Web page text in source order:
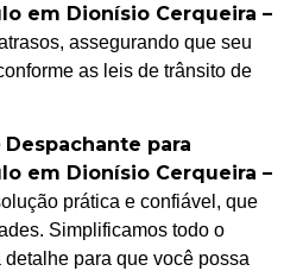
em Dionísio Cerqueira –
assegurando que seu
as leis de trânsito de
Despachante para
em Dionísio Cerqueira –
prática e confiável, que
Simplificamos todo o
para que você possa